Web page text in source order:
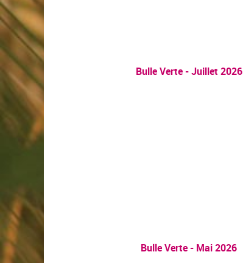
Bulle Verte - Juillet 2026
Bulle Verte - Mai 2026